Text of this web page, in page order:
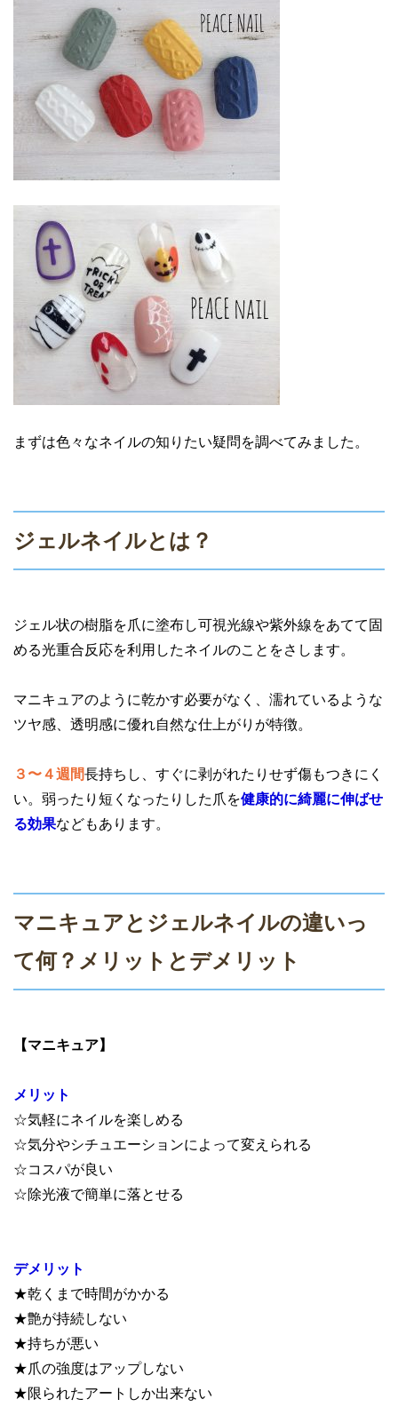
まずは色々なネイルの知りたい疑問を調べてみました。
ジェルネイルとは？
ジェル状の樹脂を爪に塗布し可視光線や紫外線をあてて固
める光重合反応を利用したネイルのことをさします。
マニキュアのように乾かす必要がなく、濡れているような
ツヤ感、透明感に優れ自然な仕上がりが特徴。
３〜４週間長持ちし、すぐに剥がれたりせず傷もつきにく
い。弱ったり短くなったりした爪を健康的に綺麗に伸ばせ
る効果などもあります。
マニキュアとジェルネイルの違いっ
て何？メリットとデメリット
【マニキュア】
メリット
☆気軽にネイルを楽しめる
☆気分やシチュエーションによって変えられる
☆コスパが良い
☆除光液で簡単に落とせる
デメリット
★乾くまで時間がかかる
★艶が持続しない
★持ちが悪い
★爪の強度はアップしない
★限られたアートしか出来ない